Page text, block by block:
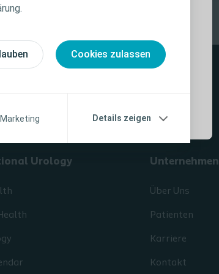
Cookies zulassen
Marketing Details zeigen
Urology Unternehmen
Über Uns
Patienten
Karriere
Kontakt